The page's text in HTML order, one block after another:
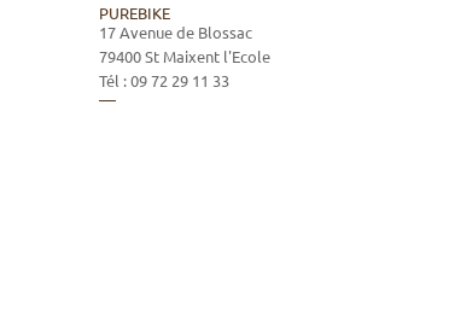
PUREBIKE
17 Avenue de Blossac
79400St Maixent l'Ecole
Tél :09 72 29 11 33